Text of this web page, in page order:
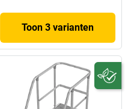
Toon 3 varianten